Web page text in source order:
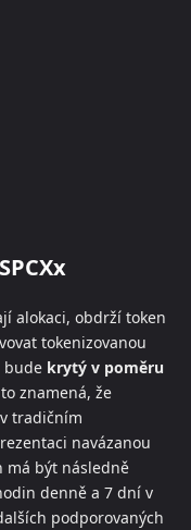
alokaci, obdrží token
tokenizovanou
bude krytý v poměru
znamená, že
tradičním
navázanou
má být následně
denně a 7 dní v
podporovaných